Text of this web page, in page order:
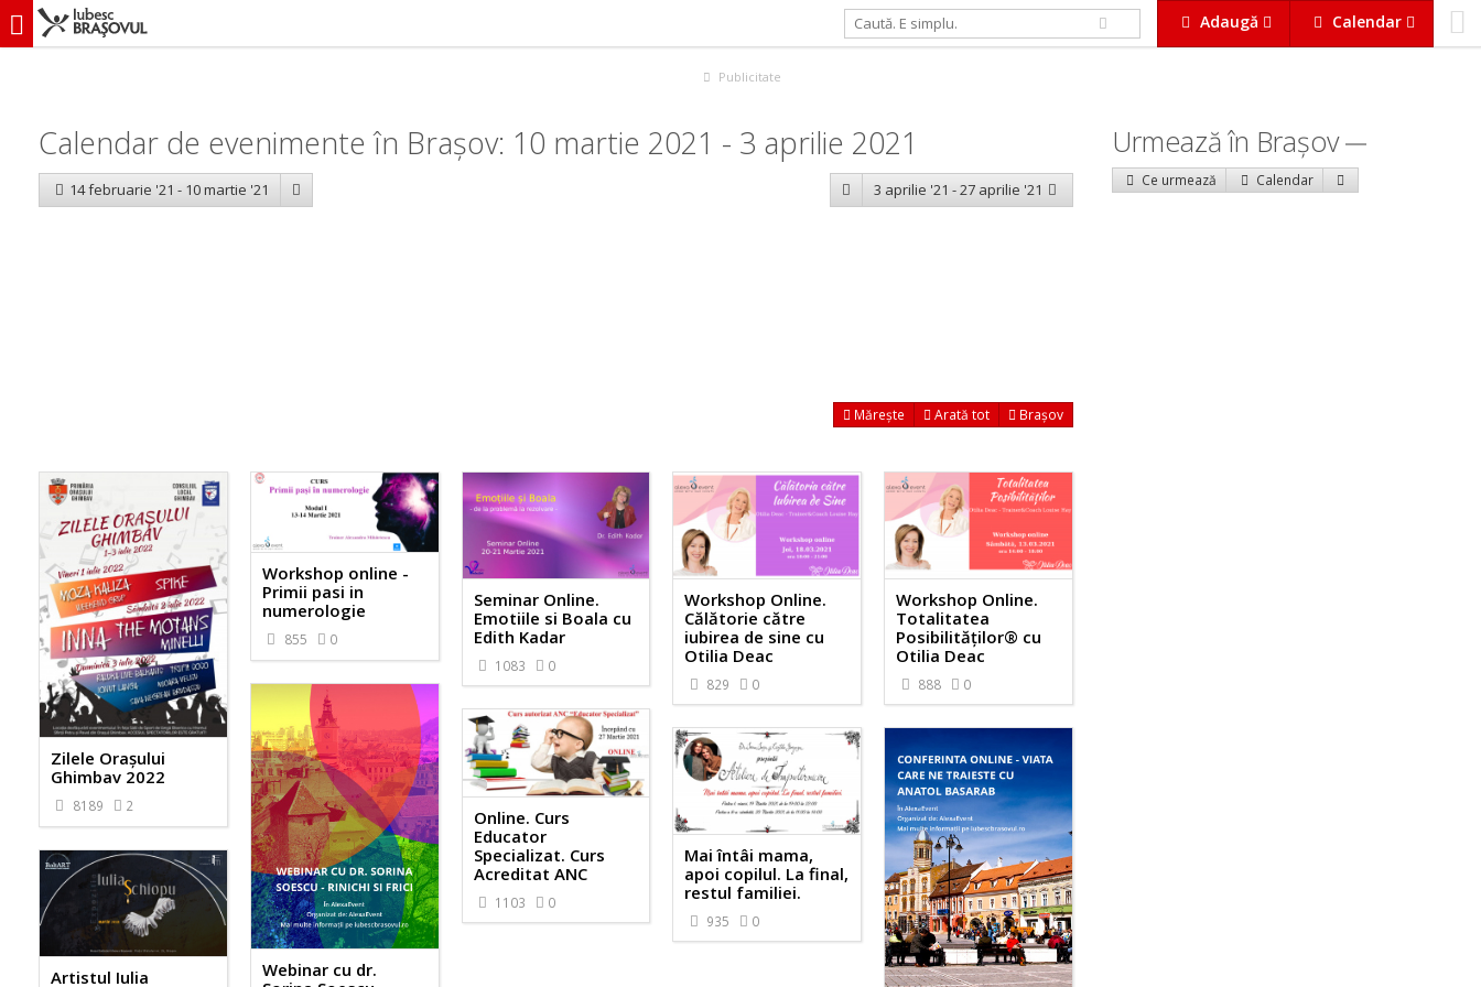
Adaugă Calendar
iubescbraşovul.ro
Publicitate
Calendar de evenimente în Brașov: 10 martie 2021 - 3 aprilie 2021
14 februarie '21 - 10 martie '21 3 aprilie '21 - 27 aprilie '21
Mărește Arată tot Brașov
Zilele Orașului
Ghimbav 2022
8189 2
Workshop online -
Primii pasi in
numerologie
855 0
Seminar Online.
Emotiile si Boala cu
Edith Kadar
1083 0
Workshop Online.
Călătorie către
iubirea de sine cu
Otilia Deac
829 0
Workshop Online.
Totalitatea
Posibilităților® cu
Otilia Deac
888 0
Webinar cu dr.
Online. Curs
Educator
Specializat. Curs
Acreditat ANC
1103 0
Mai întâi mama,
apoi copilul. La final,
restul familiei.
935 0
Artistul Iulia
Urmează în Braşov
Ce urmează Calendar